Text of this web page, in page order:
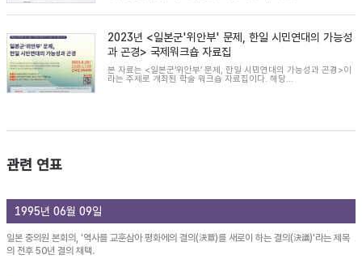
2023년 <일본군'위안부' 문제, 한일 시민연대의 가능성
과 곤경> 국제워크숍 자료집
본 자료는 <일본군‘위안부’ 문제, 한일 시민연대의 가능성과 곤경>이
라는 주제로 개최된 학술 워크숍 자료집이다. 해당...
관련 연표
1995년 06월 09일
일본 중의원 본회의, '역사를 교훈삼아 평화에의 결의(決意)를 새로이 하는 결의(決議)'라는 제목
의 전후 50년 결의 채택.